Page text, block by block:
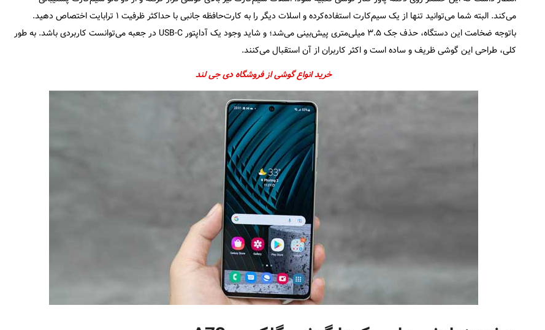
می‌کند. البته شما می‌توانید تنها از یک سیم‌کارت استفاده‌کرده و اسلات دیگر را به کارت‌حافظه جانبی با حداکثر ظرفیت ۱ ترابایت اختصاص دهید.
باتوجه ضخامت این دستگاه، حذف جک ۳.۵ میلی‌متری پیش‌بینی می‌شد؛ و شاید وجود یک آداپتور USB-C در جعبه می‌توانست کاربردی باشد. به طور
کلی، طراحی این گوشی ظریف و ساده است و اکثر کاربران از آن استقبال می‌کنند.
خرید انواع گوشی از فروشگاه دی جی لند